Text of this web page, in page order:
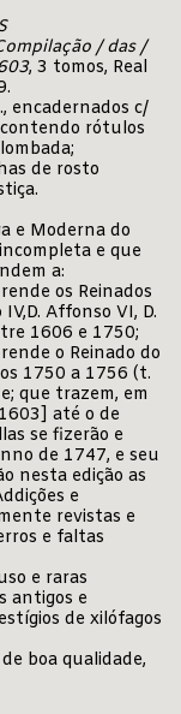
/ das /
, 3 tomos, Real
encadernados c/
rótulos
de rosto
e Moderna do
e que
a:
os Reinados
Affonso VI, D.
1606 e 1750;
o Reinado do
1750 a 1756 (t.
que trazem, em
até o de
se fizerão e
de 1747, e seu
nesta edição as
e
revistas e
e faltas
e raras
antigos e
de xilófagos
boa qualidade,